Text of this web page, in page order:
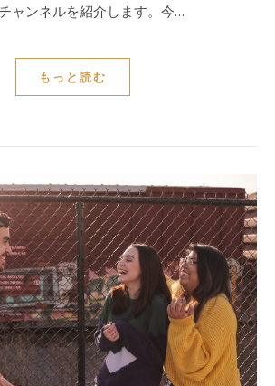
ャンネルを紹介します。今…
もっと読む